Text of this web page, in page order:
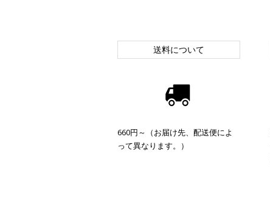
送料について
660円～（お届け先、配送便によ
って異なります。）